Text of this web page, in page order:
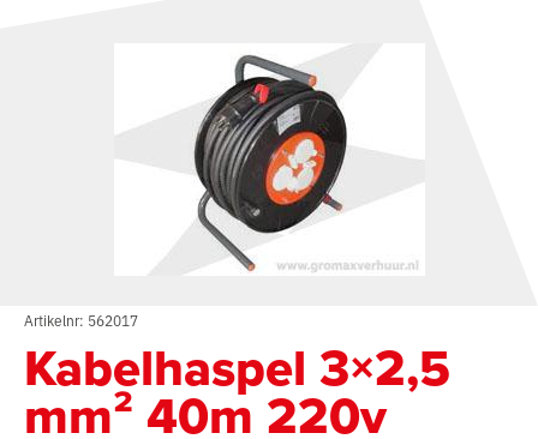
Artikelnr: 562017
Kabelhaspel 3×2,5
mm² 40m 220v